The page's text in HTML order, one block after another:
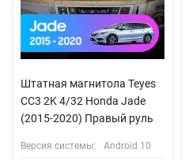
Штатная магнитола Teyes
CC3 2K 4/32 Honda Jade
(2015-2020) Правый руль
Версия системы: Android 10